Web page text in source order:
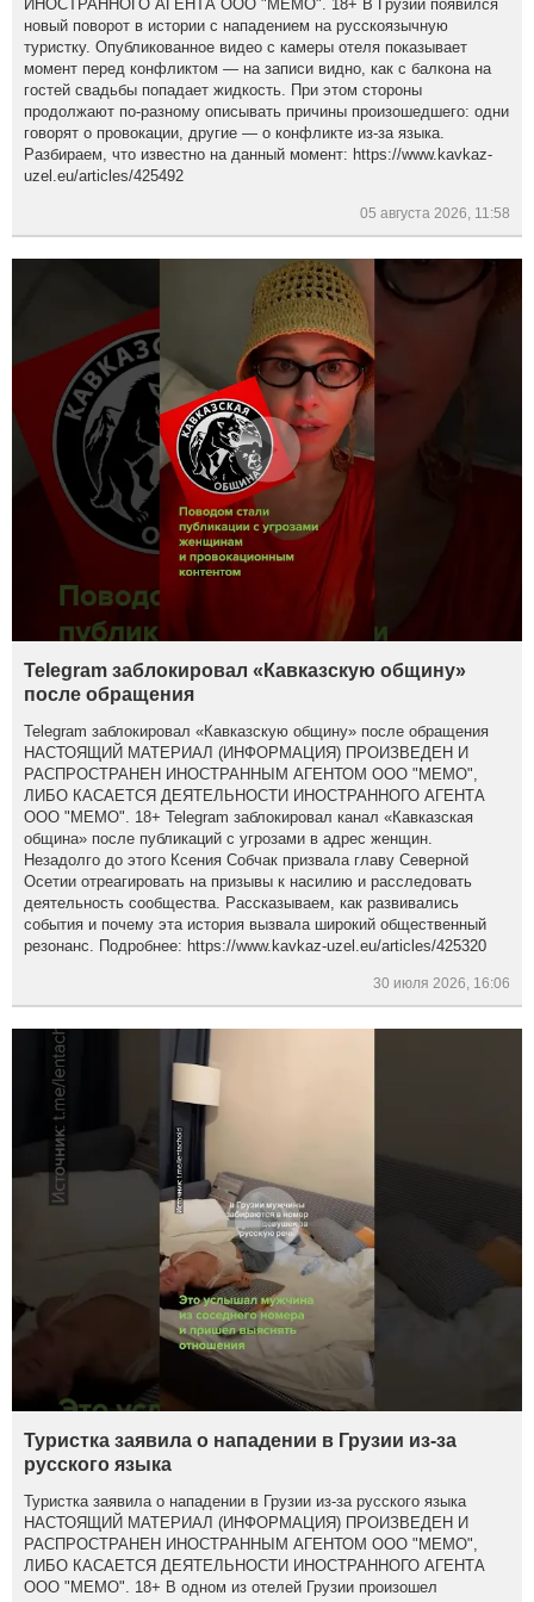
ИНОСТРАННОГО АГЕНТА ООО "МЕМО". 18+ В Грузии появился
новый поворот в истории с нападением на русскоязычную
туристку. Опубликованное видео с камеры отеля показывает
момент перед конфликтом — на записи видно, как с балкона на
гостей свадьбы попадает жидкость. При этом стороны
продолжают по-разному описывать причины произошедшего: одни
говорят о провокации, другие — о конфликте из-за языка.
Разбираем, что известно на данный момент: https://www.kavkaz-
uzel.eu/articles/425492
05 августа 2026, 11:58
Telegram заблокировал «Кавказскую общину»
после обращения
Telegram заблокировал «Кавказскую общину» после обращения
НАСТОЯЩИЙ МАТЕРИАЛ (ИНФОРМАЦИЯ) ПРОИЗВЕДЕН И
РАСПРОСТРАНЕН ИНОСТРАННЫМ АГЕНТОМ ООО "МЕМО",
ЛИБО КАСАЕТСЯ ДЕЯТЕЛЬНОСТИ ИНОСТРАННОГО АГЕНТА
ООО "МЕМО". 18+ Telegram заблокировал канал «Кавказская
община» после публикаций с угрозами в адрес женщин.
Незадолго до этого Ксения Собчак призвала главу Северной
Осетии отреагировать на призывы к насилию и расследовать
деятельность сообщества. Рассказываем, как развивались
события и почему эта история вызвала широкий общественный
резонанс. Подробнее: https://www.kavkaz-uzel.eu/articles/425320
30 июля 2026, 16:06
Туристка заявила о нападении в Грузии из-за
русского языка
Туристка заявила о нападении в Грузии из-за русского языка
НАСТОЯЩИЙ МАТЕРИАЛ (ИНФОРМАЦИЯ) ПРОИЗВЕДЕН И
РАСПРОСТРАНЕН ИНОСТРАННЫМ АГЕНТОМ ООО "МЕМО",
ЛИБО КАСАЕТСЯ ДЕЯТЕЛЬНОСТИ ИНОСТРАННОГО АГЕНТА
ООО "МЕМО". 18+ В одном из отелей Грузии произошел